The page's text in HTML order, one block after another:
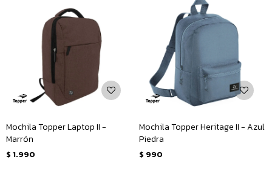
Mochila Topper Laptop II -
Marrón
$ 1.990
Mochila Topper Heritage II - Azul
Piedra
$ 990